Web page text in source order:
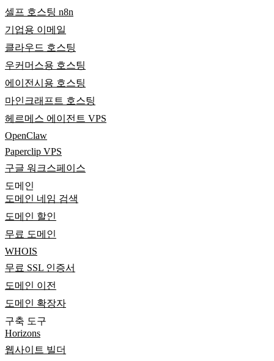
셀프 호스팅 n8n
기업용 이메일
클라우드 호스팅
우커머스용 호스팅
에이전시용 호스팅
마인크래프트 호스팅
헤르메스 에이전트 VPS
OpenClaw
Paperclip VPS
구글 워크스페이스
도메인
도메인 네임 검색
도메인 할인
무료 도메인
WHOIS
무료 SSL 인증서
도메인 이전
도메인 확장자
구축 도구
Horizons
웹사이트 빌더